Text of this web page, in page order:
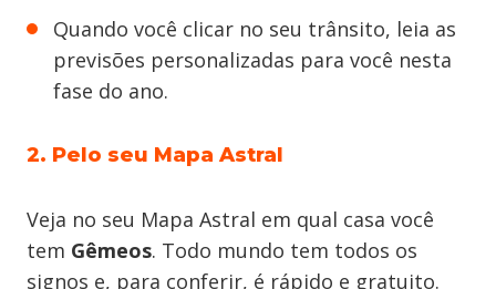
Quando você clicar no seu trânsito, leia as
previsões personalizadas para você nesta
fase do ano.
2. Pelo seu Mapa Astral
Veja no seu Mapa Astral em qual casa você
tem Gêmeos. Todo mundo tem todos os
signos e, para conferir, é rápido e gratuito.